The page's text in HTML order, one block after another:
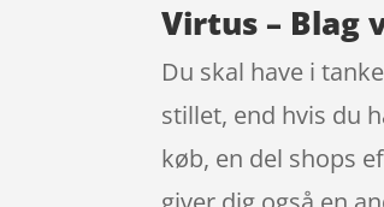
Virtus – Blag
Du skal have i
stillet, end hvis du
køb, en del shops